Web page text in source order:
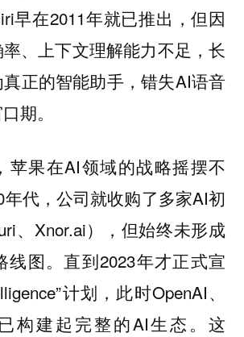
早在2011年就已推出，但因
、上下文理解能力不足，长
正的智能助手，错失AI语音
期。
苹果在AI领域的战略摇摆不
年代，公司就收购了多家AI初
、Xnor.ai），但始终未形成
线图。直到2023年才正式宣
计划，此时OpenAI、
构建起完整的AI生态。这